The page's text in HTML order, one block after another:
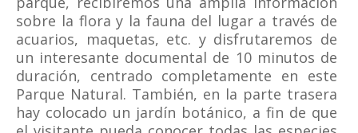
sobre la flora y la fauna del lugar a través de
acuarios, maquetas, etc. y disfrutaremos de
un interesante documental de 10 minutos de
duración, centrado completamente en este
Parque Natural. También, en la parte trasera
hay colocado un jardín botánico, a fin de que